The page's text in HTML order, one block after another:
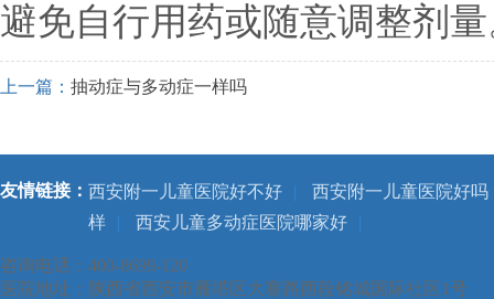
避免自行用药或随意调整剂
上一篇： 抽动症与多动症一样吗
友情链接： 西安附一儿童医院好不好 |
西安附一儿童医院好吗
样
| 西安儿童多动症医院哪家好 |
咨询电话：400-8699-120
医院地址：陕西省西安市雁塔区大寨路西段铭城国际社区1号